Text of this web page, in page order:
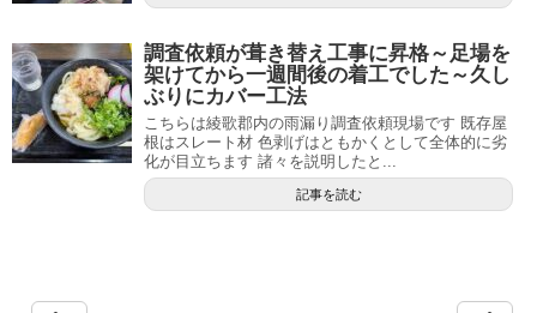
調査依頼が葺き替え工事に昇格～足場を
架けてから一週間後の着工でした～久し
ぶりにカバー工法
こちらは綾歌郡内の雨漏り調査依頼現場です 既存屋
根はスレート材 色剥げはともかくとして全体的に劣
化が目立ちます 諸々を説明したと...
記事を読む